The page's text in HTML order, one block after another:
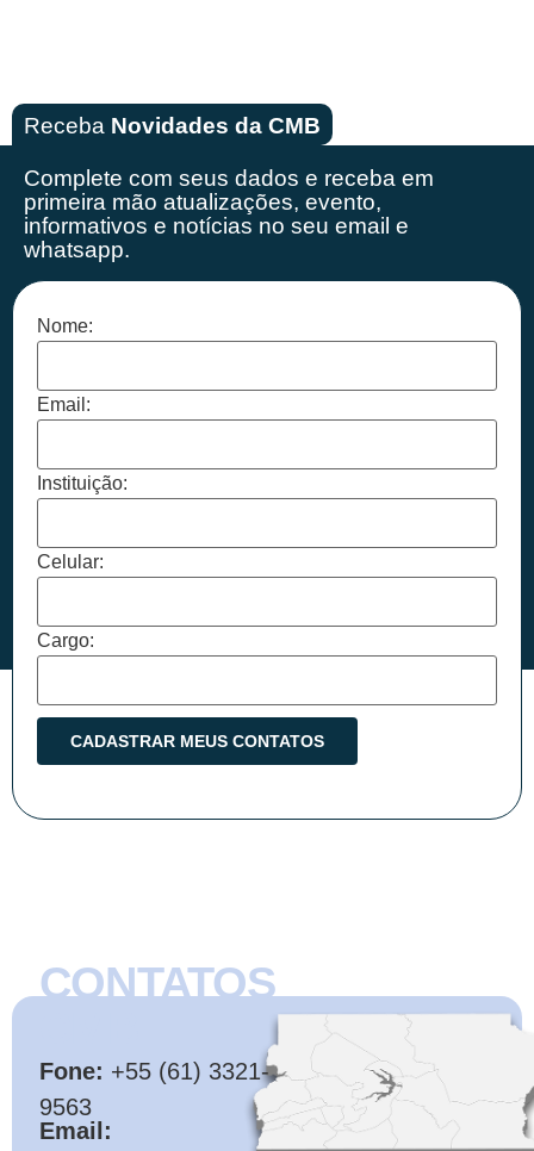
Receba Novidades da CMB
Complete com seus dados e receba em
primeira mão atualizações, evento,
informativos e notícias no seu email e
whatsapp.
Nome:
Email:
Instituição:
Celular:
Cargo:
CONTATOS
Fone: +55 (61) 3321-
9563
Email: